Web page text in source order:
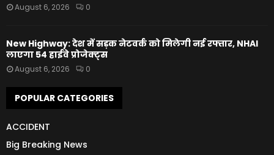
August 6, 2026 0
New Highway: देश में सड़क नेटवर्क को मिलेगी नई रफ्तार, NHAI
लाएगा 54 हाईवे प्रोजेक्ट्स
August 6, 2026 0
POPULAR CATEGORIES
ACCIDENT
Big Breaking News